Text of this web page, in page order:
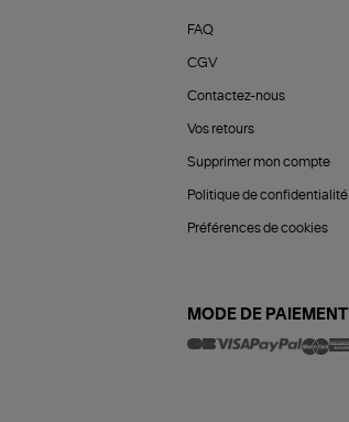
FAQ
CGV
Contactez-nous
Vos retours
Supprimer mon compte
Politique de confidentialité
Préférences de cookies
MODE DE PAIEMENT